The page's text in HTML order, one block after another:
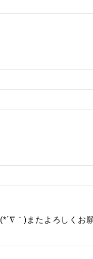
｀)またよろしくお願